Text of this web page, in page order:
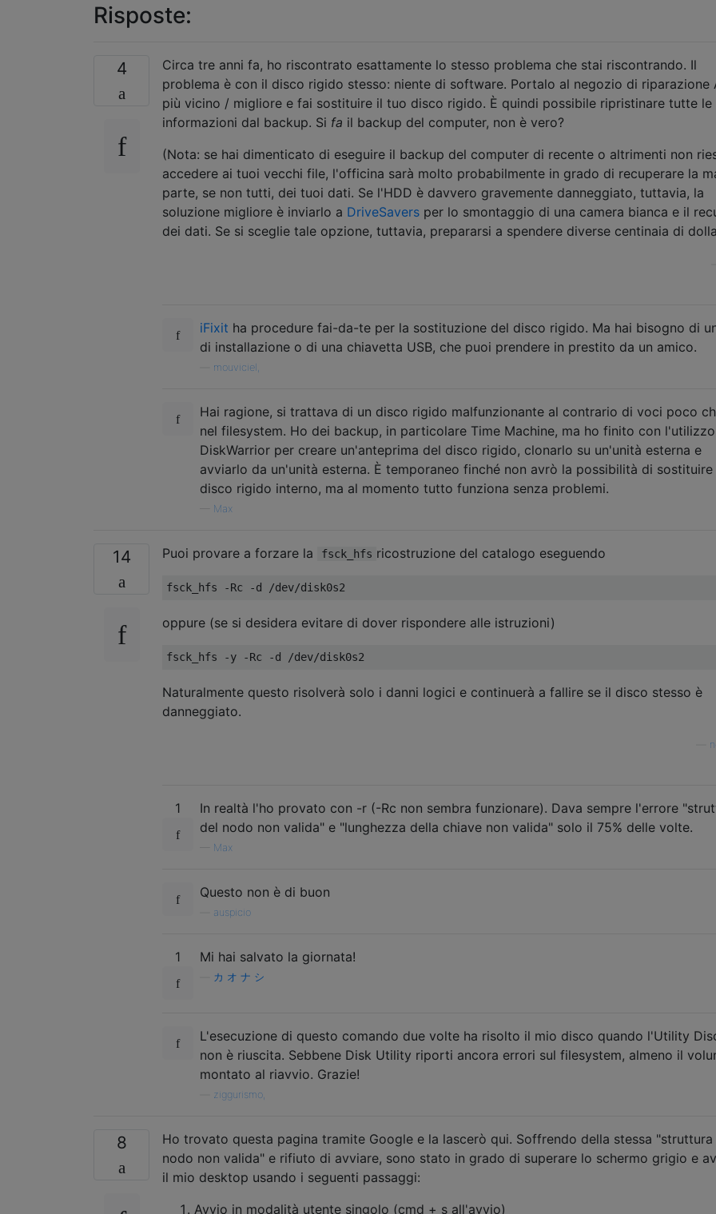
Risposte:
4
Circa tre anni fa, ho riscontrato esattamente lo stesso problema che stai riscontrando. Il
problema è con il disco rigido stesso: niente di software. Portalo al negozio di riparazione
più vicino / migliore e fai sostituire il tuo disco rigido. È quindi possibile ripristinare tutte le
informazioni dal backup. Si fa il backup del computer, non è vero?
(Nota: se hai dimenticato di eseguire il backup del computer di recente o altrimenti non
accedere ai tuoi vecchi file, l'officina sarà molto probabilmente in grado di recuperare la
parte, se non tutti, dei tuoi dati. Se l'HDD è davvero gravemente danneggiato, tuttavia, la
soluzione migliore è inviarlo a DriveSavers per lo smontaggio di una camera bianca e il
dei dati. Se si sceglie tale opzione, tuttavia, prepararsi a spendere diverse centinaia di
iFixit ha procedure fai-da-te per la sostituzione del disco rigido. Ma hai bisogno di
di installazione o di una chiavetta USB, che puoi prendere in prestito da un amico.
mouviciel,
Hai ragione, si trattava di un disco rigido malfunzionante al contrario di voci poco
nel filesystem. Ho dei backup, in particolare Time Machine, ma ho finito con
DiskWarrior per creare un'anteprima del disco rigido, clonarlo su un'unità esterna e
avviarlo da un'unità esterna. È temporaneo finché non avrò la possibilità di sostituire
disco rigido interno, ma al momento tutto funziona senza problemi.
Max
14 Puoi provare a forzare la fsck_hfs ricostruzione del catalogo eseguendo
oppure (se si desidera evitare di dover rispondere alle istruzioni)
Naturalmente questo risolverà solo i danni logici e continuerà a fallire se il disco stesso è
danneggiato.
1
In realtà l'ho provato con -r (-Rc non sembra funzionare). Dava sempre l'errore
del nodo non valida" e "lunghezza della chiave non valida" solo il 75% delle volte.
Max
Questo non è di buon
auspicio
1 Mi hai salvato la giornata!
カ オ ナ シ
L'esecuzione di questo comando due volte ha risolto il mio disco quando l'Utility
non è riuscita. Sebbene Disk Utility riporti ancora errori sul filesystem, almeno il
montato al riavvio. Grazie!
ziggurismo,
8
Ho trovato questa pagina tramite Google e la lascerò qui. Soffrendo della stessa "struttura
nodo non valida" e rifiuto di avviare, sono stato in grado di superare lo schermo grigio e
il mio desktop usando i seguenti passaggi:
Avvio in modalità utente singolo (cmd + s all'avvio)